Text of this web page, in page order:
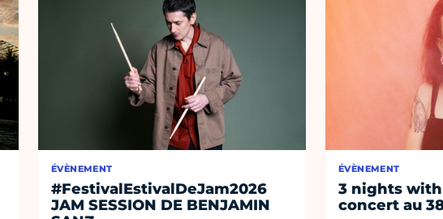
ÉVÈNEMENT
#FestivalEstivalDeJam2026
JAM SESSION DE BENJAMIN
ÉVÈNEMENT
3 nights with
concert au